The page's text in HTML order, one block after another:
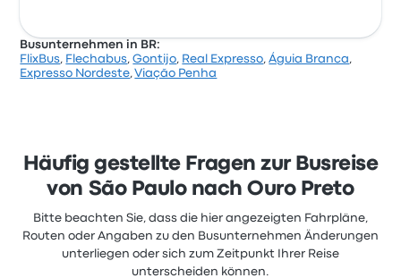
Busunternehmen in BR:
FlixBus, Flechabus,Gontijo, Real Expresso,Águia Branca,
Expresso Nordeste,Viação Penha
Häufig gestellte Fragen zur Busreise
von São Paulo nach Ouro Preto
Bitte beachten Sie, dass die hier angezeigten Fahrpläne,
Routen oder Angaben zu den Busunternehmen Änderungen
unterliegen oder sich zum Zeitpunkt Ihrer Reise
unterscheiden können.